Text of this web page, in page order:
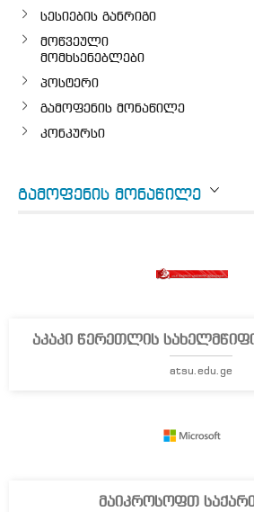
სესიების განრიგი
მოწვეული
მომხსენებლები
პოსტერი
გამოფენის მონაწილე
კონკურსი
ᲒᲐᲛᲝᲤᲔᲜᲘᲡ ᲛᲝᲜᲐᲬᲘᲚᲔ
აკაკი წერეთლის
atsu.edu.ge
მაიკროსოფთ